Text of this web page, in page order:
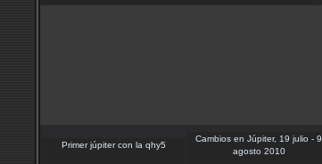
Primer júpiter con la qhy5
Cambios en Júpiter, 19 julio - 9
agosto 2010